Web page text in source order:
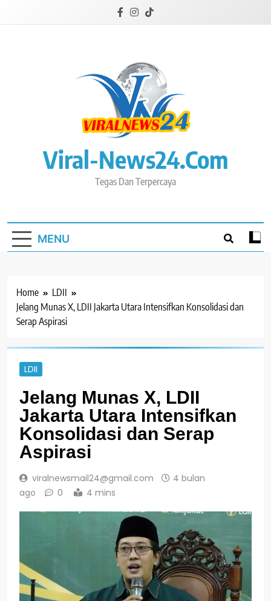
Viral-News24.com
Tegas Dan Terpercaya
MENU
Home
LDII
Jelang Munas X, LDII Jakarta Utara Intensifkan Konsolidasi dan
Serap Aspirasi
LDII
Jelang Munas X, LDII
Jakarta Utara Intensifkan
Konsolidasi dan Serap
Aspirasi
viralnewsmail24@gmail.com
4 bulan
ago
0 4 mins